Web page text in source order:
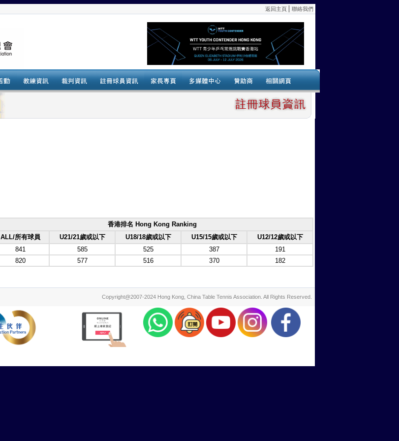
香港排名 Hong Kong Ranking
ALL/所有球員
U21/21歲或以下 U18/18歲或以下 U15/15歲或以下
U12/12歲或以下
841 585 525 387
191
820 577 516 370 182